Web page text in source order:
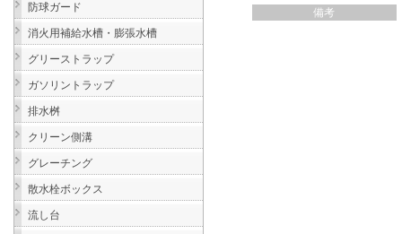
備考
防球ガード
消火用補給水槽・膨張水槽
グリーストラップ
ガソリントラップ
排水桝
クリーン側溝
グレーチング
散水栓ボックス
流し台